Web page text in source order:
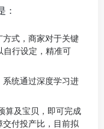
：
式，商家对于关键
行设定，精准可
统通过深度学习进
算及宝贝，即可完成
付投产比，目前拟